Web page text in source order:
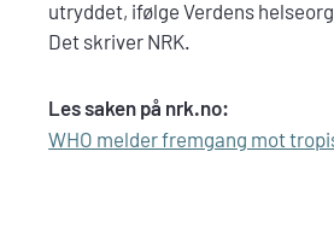
utryddet, ifølge Verdens
Det skriver NRK.
Les saken på nrk.no:
WHO melder fremgang mot